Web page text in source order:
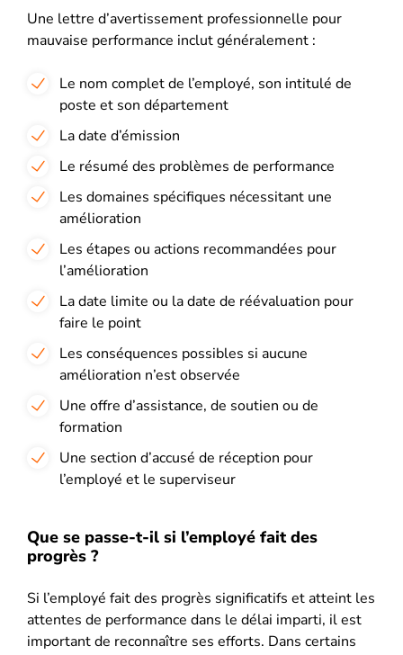
Une lettre d’avertissement professionnelle pour
mauvaise performance inclut généralement :
Le nom complet de l’employé, son intitulé de
poste et son département
La date d’émission
Le résumé des problèmes de performance
Les domaines spécifiques nécessitant une
amélioration
Les étapes ou actions recommandées pour
l’amélioration
La date limite ou la date de réévaluation pour
faire le point
Les conséquences possibles si aucune
amélioration n’est observée
Une offre d’assistance, de soutien ou de
formation
Une section d’accusé de réception pour
l’employé et le superviseur
Que se passe-t-il si l’employé fait des
progrès ?
Si l’employé fait des progrès significatifs et atteint les
attentes de performance dans le délai imparti, il est
important de reconnaître ses efforts. Dans certains